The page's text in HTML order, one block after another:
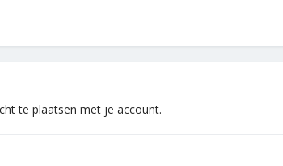
te plaatsen met je account.